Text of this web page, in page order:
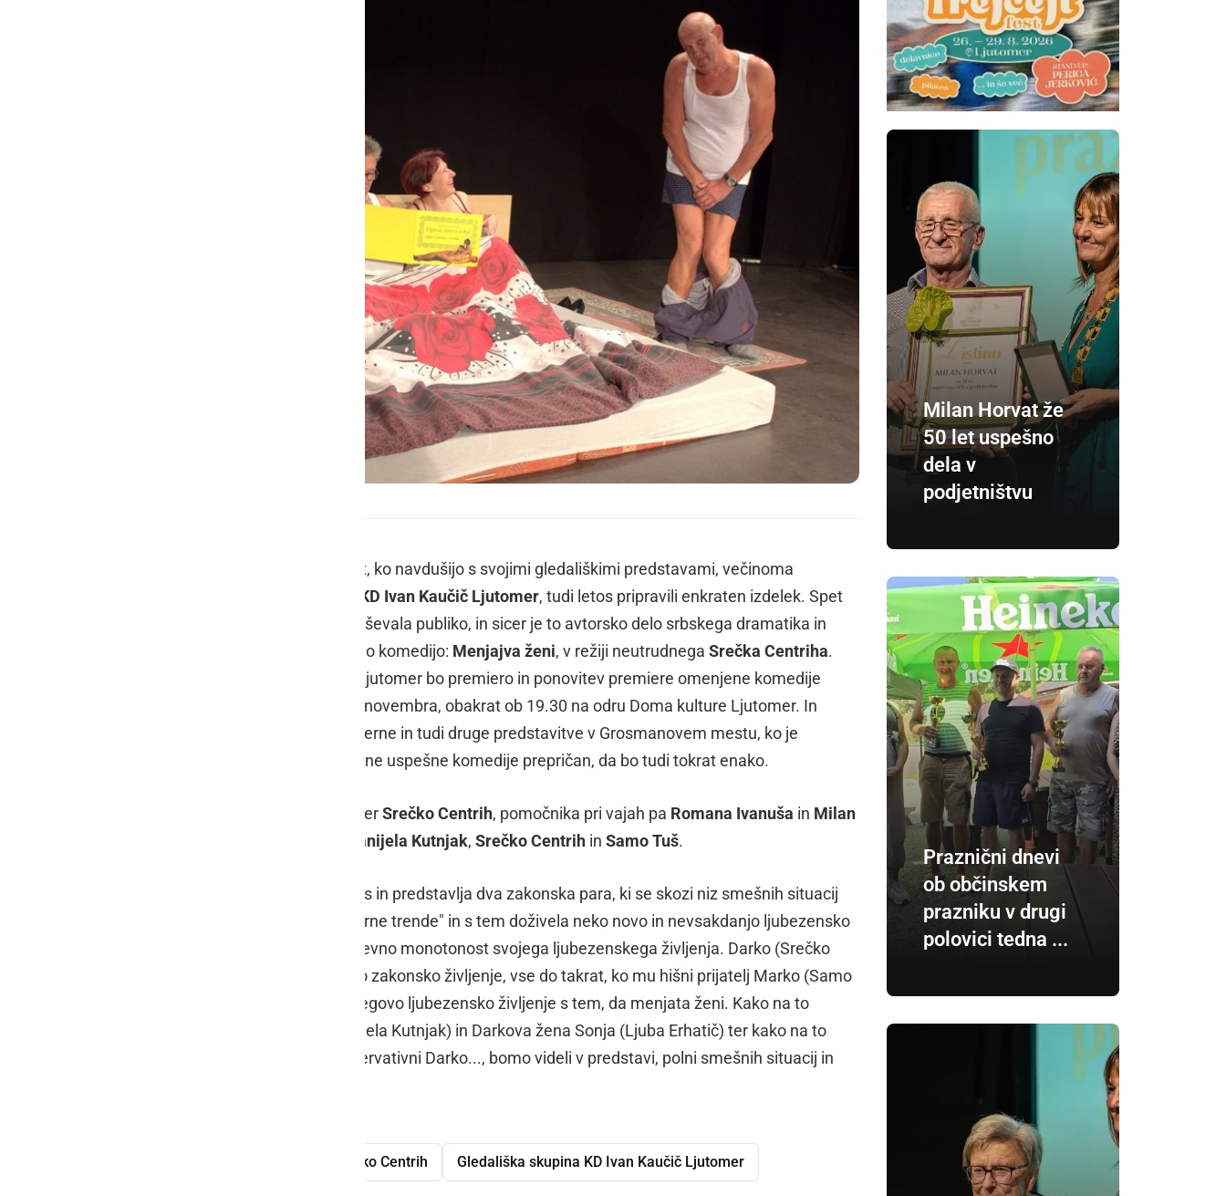
Podobno kot vsako leto vsaj dvakrat, ko navdušijo s svojimi gledališkimi predstavami, večinoma
Gledališka skupina KD Ivan Kaučič Ljutomer, tudi letos pripravili enkraten izdelek. Spet
gre za komedijo, ki bo gotovo navduševala publiko, in sicer je to avtorsko delo srbskega dramatika in
, erotično komedijo: Menjajva ženi, v režiji neutrudnega Srečka Centriha.
Gledališka skupina KD Ivan Kaučič Ljutomer bo premiero in ponovitev premiere omenjene komedije
izvedlo v torek, 6. oziroma sredo, 7. novembra, obakrat ob 19.30 na odru Doma kulture Ljutomer. In
podobno kot vedno, ko gre za premierne in tudi druge predstavitve v Grosmanovem mestu, ko je
dvorana vedno polna, je režiser še ene uspešne komedije prepričan, da bo tudi tokrat enako.
, režiserSrečko Centrih, pomočnika pri vajah pa Romana Ivanuša in Milan
Danijela Kutnjak, Srečko Centrih in Samo Tuš.
Zgodba je postavljena v današnji čas in predstavlja dva zakonska para, ki se skozi niz smešnih situacij
odločita, da bosta "spremljala moderne trende" in s tem doživela neko novo in nevsakdanjo ljubezensko
izkušnjo ter tako izboljšala vsakodnevno monotonost svojega ljubezenskega življenja. Darko (Srečko
Centrih) živi čisto povprečno, srečno zakonsko življenje, vse do takrat, ko mu hišni prijatelj Marko (Samo
Tuš) ne predlaga, da bi "izboljšal" njegovo ljubezensko življenje s tem, da menjata ženi. Kako na to
pristaneta Markova žena Ana (Danijela Kutnjak) in Darkova žena Sonja (Ljuba Erhatič) ter kako na to
"nesramno" ponudbo pristane konzervativni Darko..., bomo videli v predstavi, polni smešnih situacij in
Srečko Centrih Gledališka skupina KD Ivan Kaučič Ljutomer
Milan Horvat že
50 let uspešno
dela v
podjetništvu
Praznični dnevi
ob občinskem
prazniku v drugi
polovici tedna ...